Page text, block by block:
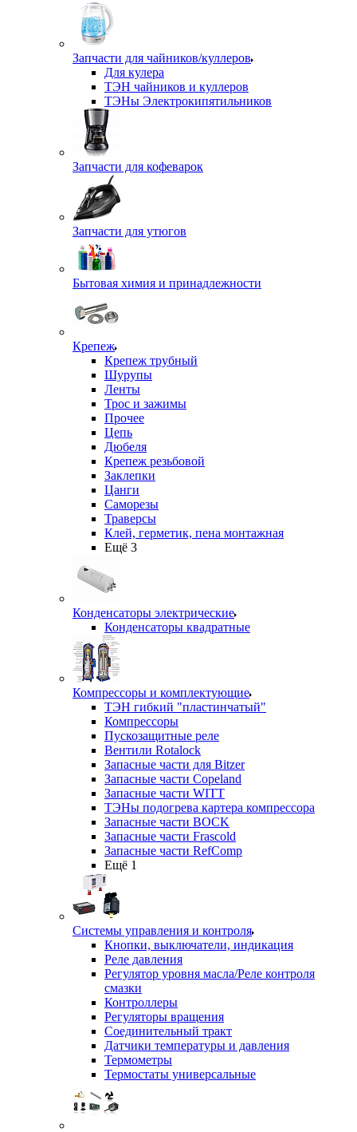
Запчасти для чайников/куллеров
Для кулера
ТЭН чайников и куллеров
ТЭНы Электрокипятильников
Запчасти для кофеварок
Запчасти для утюгов
Бытовая химия и принадлежности
Крепеж
Крепеж трубный
Шурупы
Ленты
Трос и зажимы
Прочее
Цепь
Дюбеля
Крепеж резьбовой
Заклепки
Цанги
Саморезы
Траверсы
Клей, герметик, пена монтажная
Ещё 3
Конденсаторы электрические
Конденсаторы квадратные
Компрессоры и комплектующие
ТЭН гибкий "пластинчатый"
Компрессоры
Пускозащитные реле
Вентили Rotalock
Запасные части для Bitzer
Запасные части Copeland
Запасные части WITT
ТЭНы подогрева картера компрессора
Запасные части BOCK
Запасные части Frascold
Запасные части RefComp
Ещё 1
Системы управления и контроля
Кнопки, выключатели, индикация
Реле давления
Регулятор уровня масла/Реле контроля
смазки
Контроллеры
Регуляторы вращения
Соединительный тракт
Датчики температуры и давления
Термометры
Термостаты универсальные